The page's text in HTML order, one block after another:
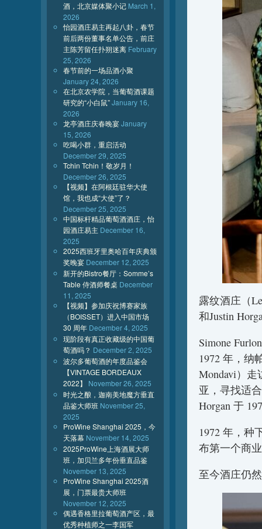
露纹酒庄（
和Justin
Simone
1972 年，纳
Mondavi）走
亚，寻找适
Horgan 于
1972 年，种
布第一个商
至今酒庄仍
酒，北京媒体聚小记 March 1,
2026
怡园酒庄易主再起八卦，春节
前后两份董事名单公告，前庄
主陈芳留任扑朔迷离 February
25, 2026
春节前的一场品酒小聚
January 24, 2026
在北京农学院，当葡萄酒课题
研究的“小白鼠”January 16,
2026
龙亭酒庄庆春晚宴January
15, 2026
吃喝小群，重启活动
December 29, 2025
Tchin Tchin！敬岁月！
December 26, 2025
【视频】在阿根廷驻华大使
馆，我也成“大使”了？
December 25, 2025
中国标杆精品葡萄酒酒庄，怡
园酒庄易主 December 16,
2025
2025西班牙里奥哈百年庆典颁
奖晚宴 December 12, 2025
新开的Bistro餐厅：Somme’s
Table 侍酒师餐桌 December
11, 2025
【视频】参加庆祝博赛家族
（BOISSET）进入中国市场
30 周年 December 4, 2025
现阶段有真正收藏级的中国葡
萄酒吗？ December 2, 2025
波尔多葡萄酒的年度品鉴会
【VINTAGE BORDEAUX
2022】
November 26, 2025
时光之酿，迦南美地魔方垂直
品鉴大师班 November 25,
2025
ProWine Shanghai 2025，今
天落幕 November 14, 2025
2025ProWine上海酒展大师
班，加贝兰多年份垂直品鉴
November 13, 2025
ProWine Shanghai 2025酒
展，门票最贵大师班
November 12, 2025
偶遇香格里拉葡萄酒产区，最
优秀种植师之一李国军